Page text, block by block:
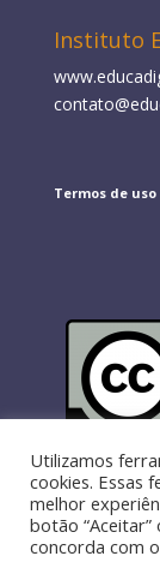
Instituto
Termos de uso
onde
Utilizamos
cookies. Essas
melhor
botão “Aceitar”
concorda com